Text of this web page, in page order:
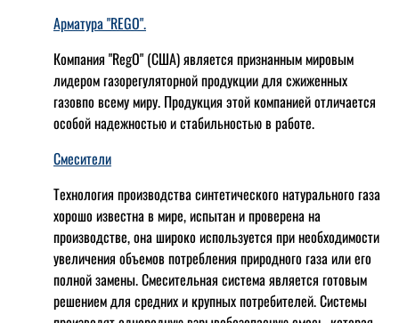
Арматура "REGO".
Компания "RegO" (США) является признанным мировым
лидером газорегуляторной продукции для сжиженных
газовпо всему миру. Продукция этой компанией отличается
особой надежностью и стабильностью в работе.
Смесители
Технология производства синтетического натурального газа
хорошо известна в мире, испытан и проверена на
производстве, она широко используется при необходимости
увеличения объемов потребления природного газа или его
полной замены. Смесительная система является готовым
решением для средних и крупных потребителей. Системы